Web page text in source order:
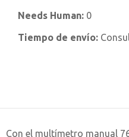
Needs Human: 0
Tiempo de envío:
Con el multímetro manual